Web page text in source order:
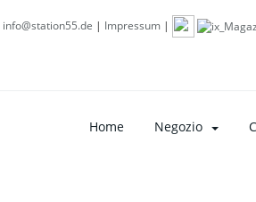
info@station55.de | Impressum |
Home Negozio